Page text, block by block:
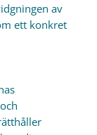
av
ett konkret